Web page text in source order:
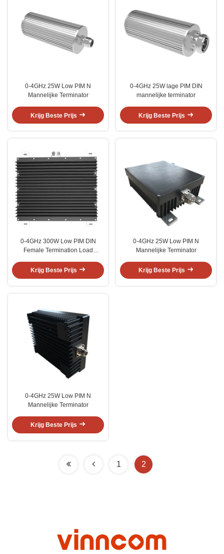
0-4GHz 25W Low PIM N
Mannelijke Terminator
Krijg Beste Prijs
0-4GHz 25W lage PIM DIN
mannelijke terminator
Krijg Beste Prijs
0-4GHz 300W Low PIM DIN
Female Termination Load
Krijg Beste Prijs
0-4GHz 25W Low PIM N
Mannelijke Terminator
Krijg Beste Prijs
0-4GHz 25W Low PIM N
Mannelijke Terminator
Krijg Beste Prijs
1 2